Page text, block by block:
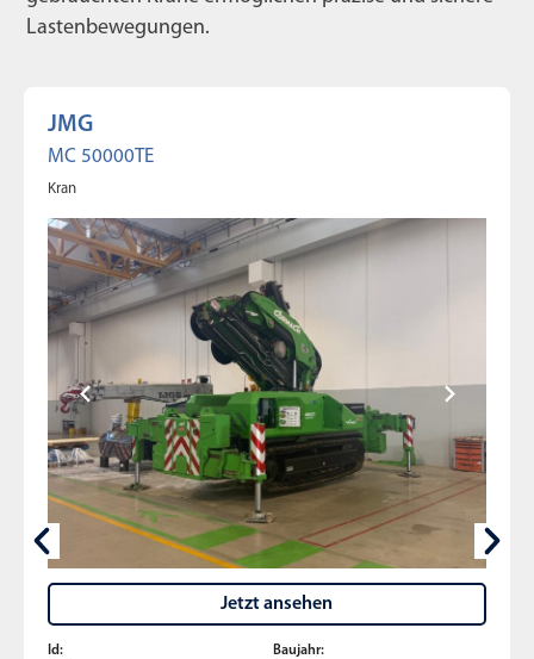
Lastenbewegungen.
JMG
MC 50000TE
Kran
Jetzt ansehen
Id:
Baujahr: